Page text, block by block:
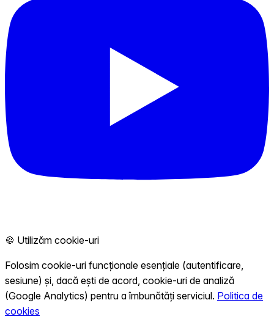
🍪 Utilizăm cookie-uri
Folosim cookie-uri funcționale esențiale (autentificare,
sesiune) și, dacă ești de acord, cookie-uri de analiză
(Google Analytics) pentru a îmbunătăți serviciul. Politica de
cookies